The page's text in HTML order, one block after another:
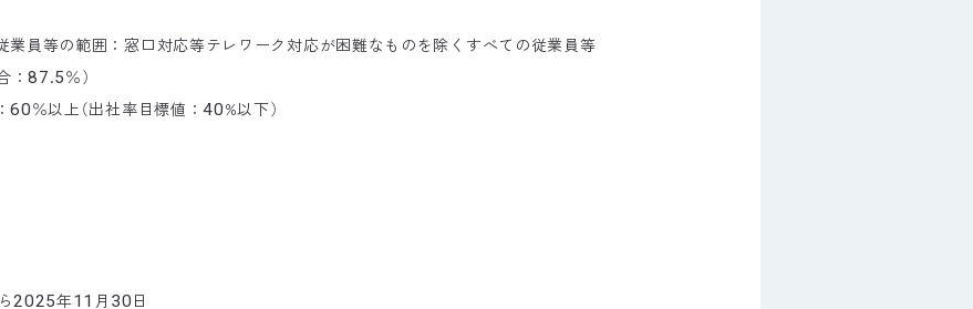
業員等の範囲：窓口対応等テレワーク対応が困難なものを除くすべての従業員等
：87.5％）
60％以上（出社率目標値：40%以下）
2025年11 月 30 日